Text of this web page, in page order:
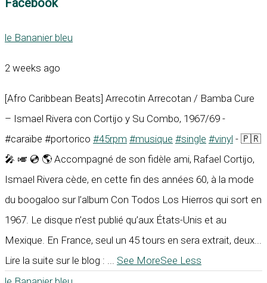
Facebook
le Bananier bleu
2 weeks ago
[Afro Caribbean Beats] Arrecotin Arrecotan / Bamba Cure
– Ismael Rivera con Cortijo y Su Combo, 1967/69 -
#caraïbe #portorico #45rpm #musique #single #vinyl - 🇵🇷
🎤 🎺 💿 🌎 Accompagné de son fidèle ami, Rafael Cortijo,
Ismael Rivera cède, en cette fin des années 60, à la mode
du boogaloo sur l’album Con Todos Los Hierros qui sort en
1967. Le disque n’est publié qu’aux États-Unis et au
Mexique. En France, seul un 45 tours en sera extrait, deux...
Lire la suite sur le blog : ... See MoreSee Less